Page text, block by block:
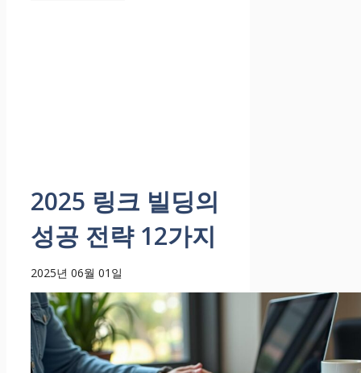
2025 링크 빌딩의
성공 전략 12가지
2025년 06월 01일